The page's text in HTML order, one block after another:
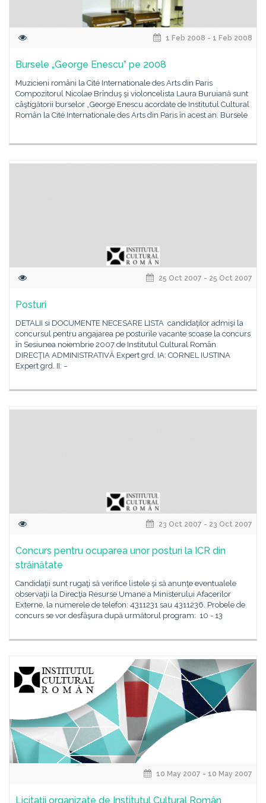
1 Feb 2008 - 1 Feb 2008
Bursele „George Enescu” pe 2008
Muzicieni români la Cité Internationale des Arts din Paris
Compozitorul Nicolae Brînduş şi violoncelista Laura Buruiană sunt
câştigătorii burselor „George Enescu acordate de Institutul Cultural
Român la Cité Internationale des Arts din Paris în acest an. Bursele
25 Oct 2007 - 25 Oct 2007
Posturi
DETALII si DOCUMENTE NECESARE LISTA candidaţilor admişi la
concursul pentru angajarea pe posturile vacante scoase la concurs
în Sesiunea noiembrie 2007 de Institutul Cultural Român
DIRECŢIA ADMINISTRATIVĂ Expert grd. IA: CORNEL IUSTINA
Expert grd. II: −
23 Oct 2007 - 23 Oct 2007
Concurs pentru ocuparea unor posturi la ICR din
străinătate
Candidaţii sunt rugaţi să verifice listele şi să anunţe eventualele
observaţii la Direcţia Resurse Umane a Ministerului Afacerilor
Externe, la numerele de telefon: 4311231 sau 4311236. Probele de
concurs se vor desfăşura după următorul program: 10 - 13
10 May 2007 - 10 May 2007
Licitaţii organizate de Institutul Cultural Român